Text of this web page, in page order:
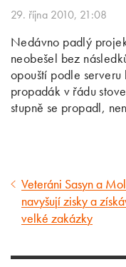
29. října 2010, 21:08
Nedávno padlý
neobešel bez
opouští podle
propadák v řádu
stupně se propadl,
článek
Veteráni Sasyn a
navyšují zisky a
velké zakázky